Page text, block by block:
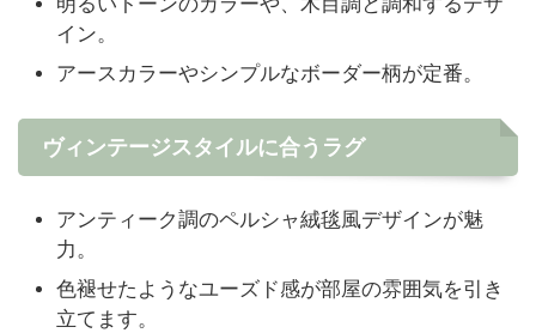
イン。
アースカラーやシンプルなボーダー柄が定番。
ヴィンテージスタイルに合うラグ
アンティーク調のペルシャ絨毯風デザインが魅
力。
色褪せたようなユーズド感が部屋の雰囲気を引き
立てます。